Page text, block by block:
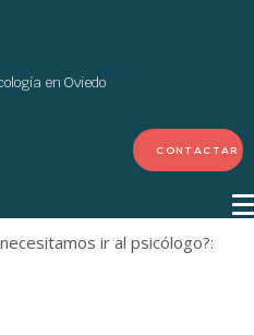
en Oviedo
CONTACTAR
ir al psicólogo?: